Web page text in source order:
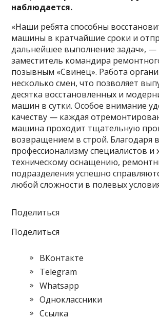
наблюдается.
«Наши ребята способны
машины в кратчайшие сроки и
дальнейшее выполнение задач», —
заместитель командира
позывным «Свинец». Работа
несколько смен, что позволяет
десятка восстановленных и
машин в сутки. Особое внимание
качеству — каждая
машина проходит тщательную
возвращением в строй. Благодаря
профессионализму специалистов
техническому оснащению,
подразделения успешно
любой сложности в полевых
Поделиться
Поделиться
ВКонтакте
Telegram
Whatsapp
Одноклассники
Cсылка